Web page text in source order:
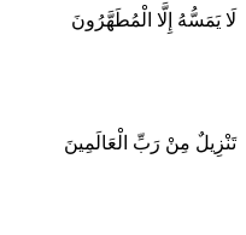
لَا يَمَسُّهُ إِلَّا الْمُطَهَّرُونَ
تَنْزِيلٌ مِنْ رَبِّ الْعَالَمِينَ